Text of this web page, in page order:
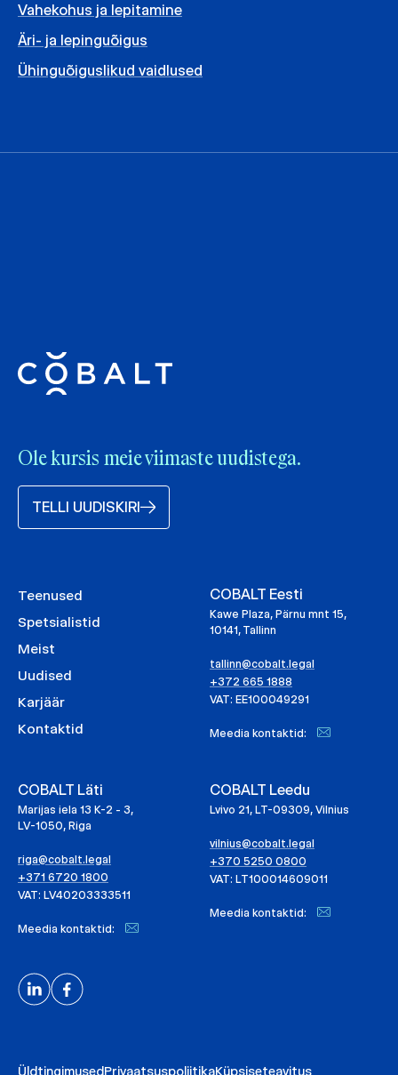
Vahekohus ja lepitamine
Äri- ja lepinguõigus
Ühinguõiguslikud vaidlused
Ole kursis meie viimaste uudistega.
TELLI UUDISKIRI
Teenused
Spetsialistid
Meist
Uudised
Karjäär
Kontaktid
COBALT Eesti
Kawe Plaza, Pärnu mnt 15,
10141, Tallinn
tallinn@cobalt.legal
+372 665 1888
VAT: EE100049291
Meedia kontaktid:
COBALT Läti
Marijas iela 13 K-2 - 3,
LV-1050, Riga
riga@cobalt.legal
+371 6720 1800
VAT: LV40203333511
Meedia kontaktid:
COBALT Leedu
Lvivo 21, LT-09309, Vilnius
vilnius@cobalt.legal
+370 5250 0800
VAT: LT100014609011
Meedia kontaktid:
ÜldtingimusedPrivaatsuspoliitikaKüpsiseteavitus